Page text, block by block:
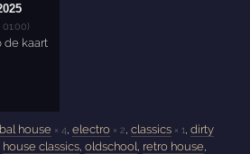
house × 4 ,electro × 2 ,classics × 1 ,dirty
house classics ,oldschool retro house